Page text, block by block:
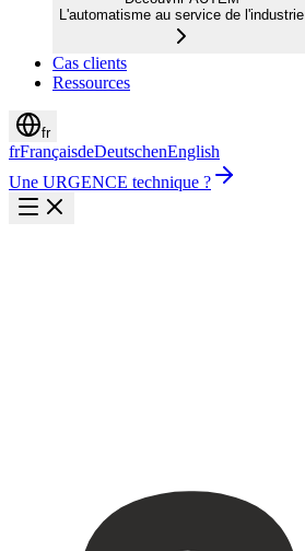
L'automatisme au service de l'industrie
Cas clients
Ressources
fr
frFrançaisdeDeutschenEnglish
Une URGENCE technique ?